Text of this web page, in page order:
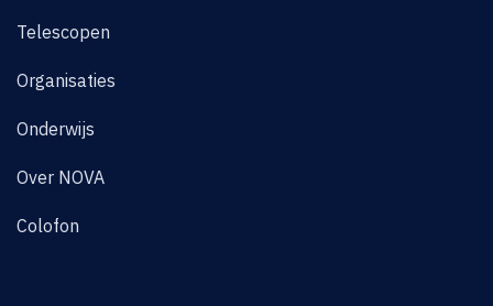
Telescopen
Organisaties
Onderwijs
Over NOVA
Colofon